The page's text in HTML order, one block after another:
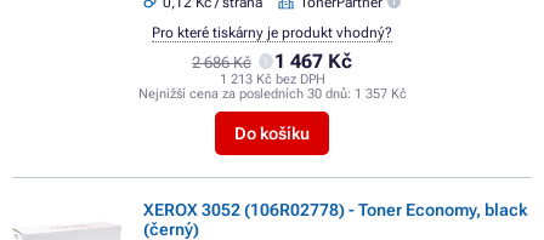
2 686 Kč 1 467 Kč
1 213 Kč bez DPH
Nejnižší cena za posledních 30 dnů: 1 357 Kč
Do košíku
Pro které tiskárny je produkt vhodný?
XEROX 3052 (106R02778) - Toner Economy, black
(černý)